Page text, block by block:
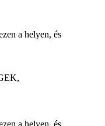
a helyen, és
,